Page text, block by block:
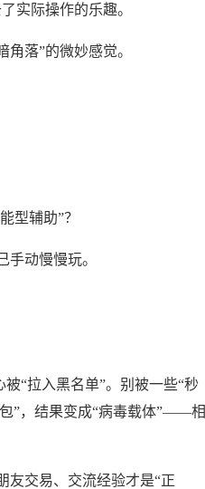
实际操作的乐趣。
落”的微妙感觉。
型辅助”？
动慢慢玩。
“拉入黑名单”。别被一些“秒
”，结果变成“病毒载体”——相
交易、交流经验才是“正